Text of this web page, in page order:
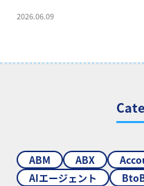
2026.06.09
ABM ABX
AIエージェント